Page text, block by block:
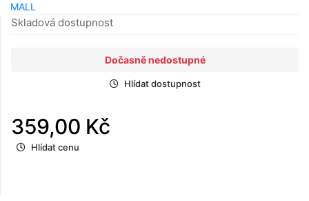
MALL
Skladová dostupnost
Dočasně nedostupné
Hlídat dostupnost
359,00 Kč
Hlídat cenu